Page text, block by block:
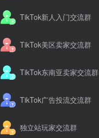
TikTok新人入门交流群
TikTok美区卖家交流群
TikTok东南亚卖家交流群
TikTok广告投流交流群
独立站玩家交流群